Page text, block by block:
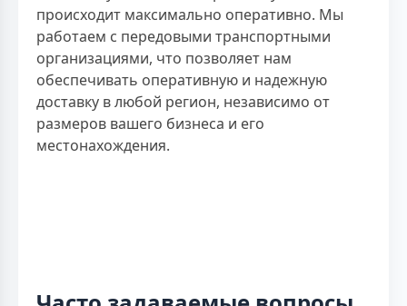
происходит максимально оперативно. Мы
работаем с передовыми транспортными
организациями, что позволяет нам
обеспечивать оперативную и надежную
доставку в любой регион, независимо от
размеров вашего бизнеса и его
местонахождения.